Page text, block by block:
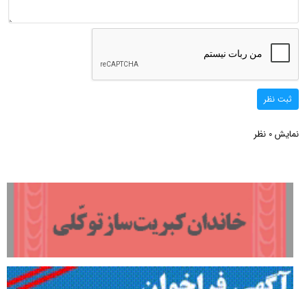
ثبت نظر
نمایش 0 نظر